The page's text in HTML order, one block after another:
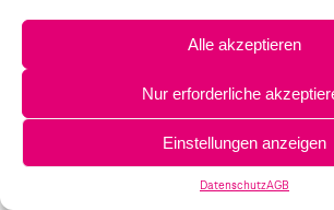
Alle akzeptieren
Nur erforderliche
Einstellungen anzeigen
DatenschutzAGB